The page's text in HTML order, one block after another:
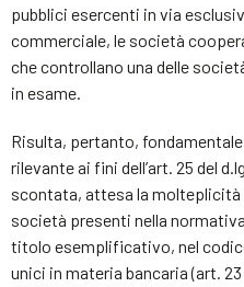
pubblici esercenti in via
commerciale, le società
che controllano una delle
in esame.
Risulta, pertanto,
rilevante ai fini dell’art. 25 del
scontata, attesa la
società presenti nella
titolo esemplificativo, nel
unici in materia bancaria (art.